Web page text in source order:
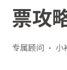
票攻
专属顾问 · 小